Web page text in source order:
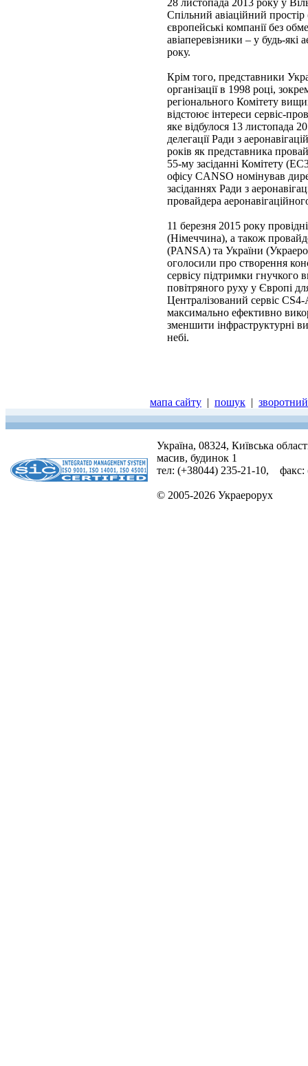
28 листопада 2013 року у
Спільний авіаційний
європейські компанії без
авіаперевізники – у будь-
року.
Крім того, представники
організації в 1998 році,
регіонального Комітету
відстоює інтереси сервіс-
яке відбулося 13 листопада
делегації Ради з
років як представника
55-му засіданні Комітету
офісу CANSO номінував
засіданнях Ради з
провайдера
11 березня 2015 року
(Німеччина), а також
(PANSA) та України
оголосили про створення
сервісу підтримки гнучкого
повітряного руху у Європі
Централізований сервіс
максимально ефективно
зменшити інфраструктурні
небі.
мапа сайту | пошук |
Україна, 08324, Київська
масив, будинок 1
тел: (+38044) 235-21-10, факс:
© 2005-2026 Украерорух